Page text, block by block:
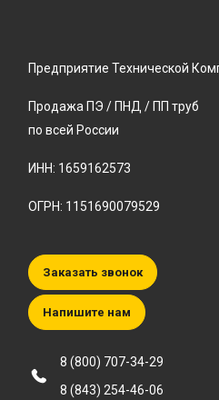
Предприятие Технической
Продажа ПЭ / ПНД / ПП труб
по всей России
ИНН: 1659162573
ОГРН: 1151690079529
Заказать звонок
Напишите нам
8 (800) 707-34-29
8 (843) 254-46-06